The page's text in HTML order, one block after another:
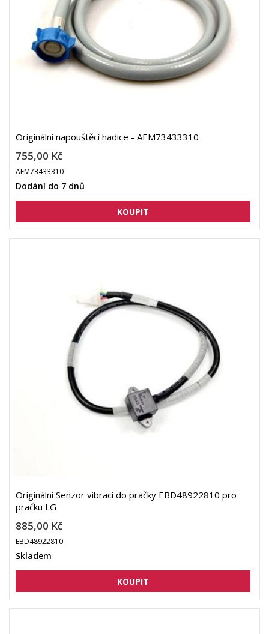
Originální napouštěcí hadice - AEM73433310
755,00 Kč
AEM73433310
Dodání do 7 dnů
Originální Senzor vibrací do pračky EBD48922810 pro
pračku LG
885,00 Kč
EBD48922810
Skladem